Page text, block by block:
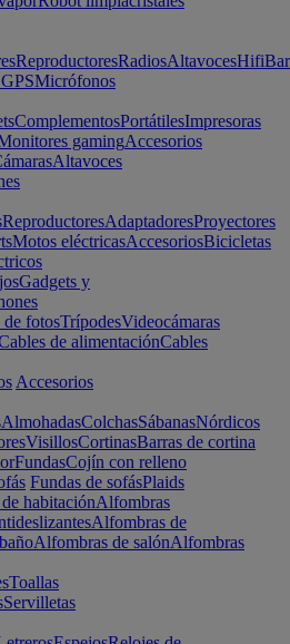
ReproductoresRadiosAltavocesHifi
Micrófonos
ComplementosPortátilesImpresoras
gamingAccesorios
Altavoces
ReproductoresAdaptadoresProyectores
Motos eléctricasAccesoriosBicicletas
Gadgets y
de fotosTrípodesVideocámaras
de alimentaciónCables
Accesorios
AlmohadasColchasSábanasNórdicos
VisillosCortinasBarras de cortina
FundasCojín con relleno
Fundas de sofásPlaids
habitaciónAlfombras
Alfombras de
Alfombras de salónAlfombras
Toallas
Servilletas